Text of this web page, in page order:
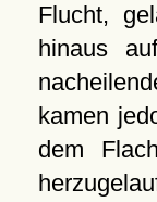
Flucht,
hinaus
kamen
dem